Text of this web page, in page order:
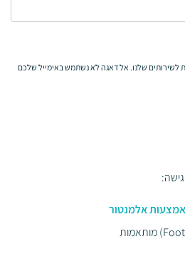
לשירותים שלנו. אל דאגה לא נשתמש באימייל שלכם
אלמנטור